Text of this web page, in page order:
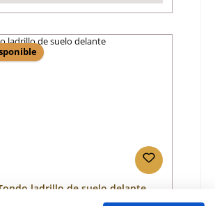
ladrillo de suelo delante